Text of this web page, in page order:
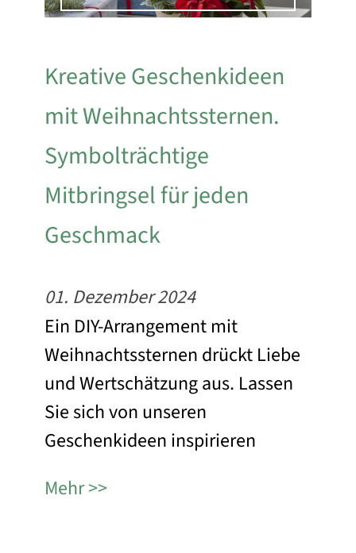
Kreative Geschenkideen
mit Weihnachtssternen.
Symbolträchtige
Mitbringsel für jeden
Geschmack
01. Dezember 2024
Ein DIY-Arrangement mit
Weihnachtssternen drückt Liebe
und Wertschätzung aus. Lassen
Sie sich von unseren
Geschenkideen inspirieren
Mehr